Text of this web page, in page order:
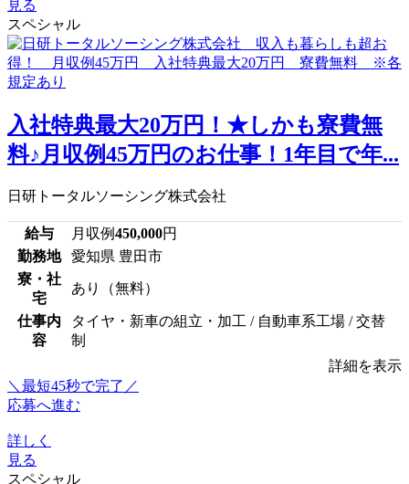
見る
スペシャル
入社特典最大20万円！★しかも寮費無
料♪月収例45万円のお仕事！1年目で年...
日研トータルソーシング株式会社
給与 月収例450,000円
勤務地
愛知県 豊田市
寮・社
宅
あり（無料）
仕事内
容
タイヤ・新車の組立・加工 / 自動車系工場 / 交替
制
詳細を表示
＼最短45秒で完了／
応募へ進む
詳しく
見る
スペシャル